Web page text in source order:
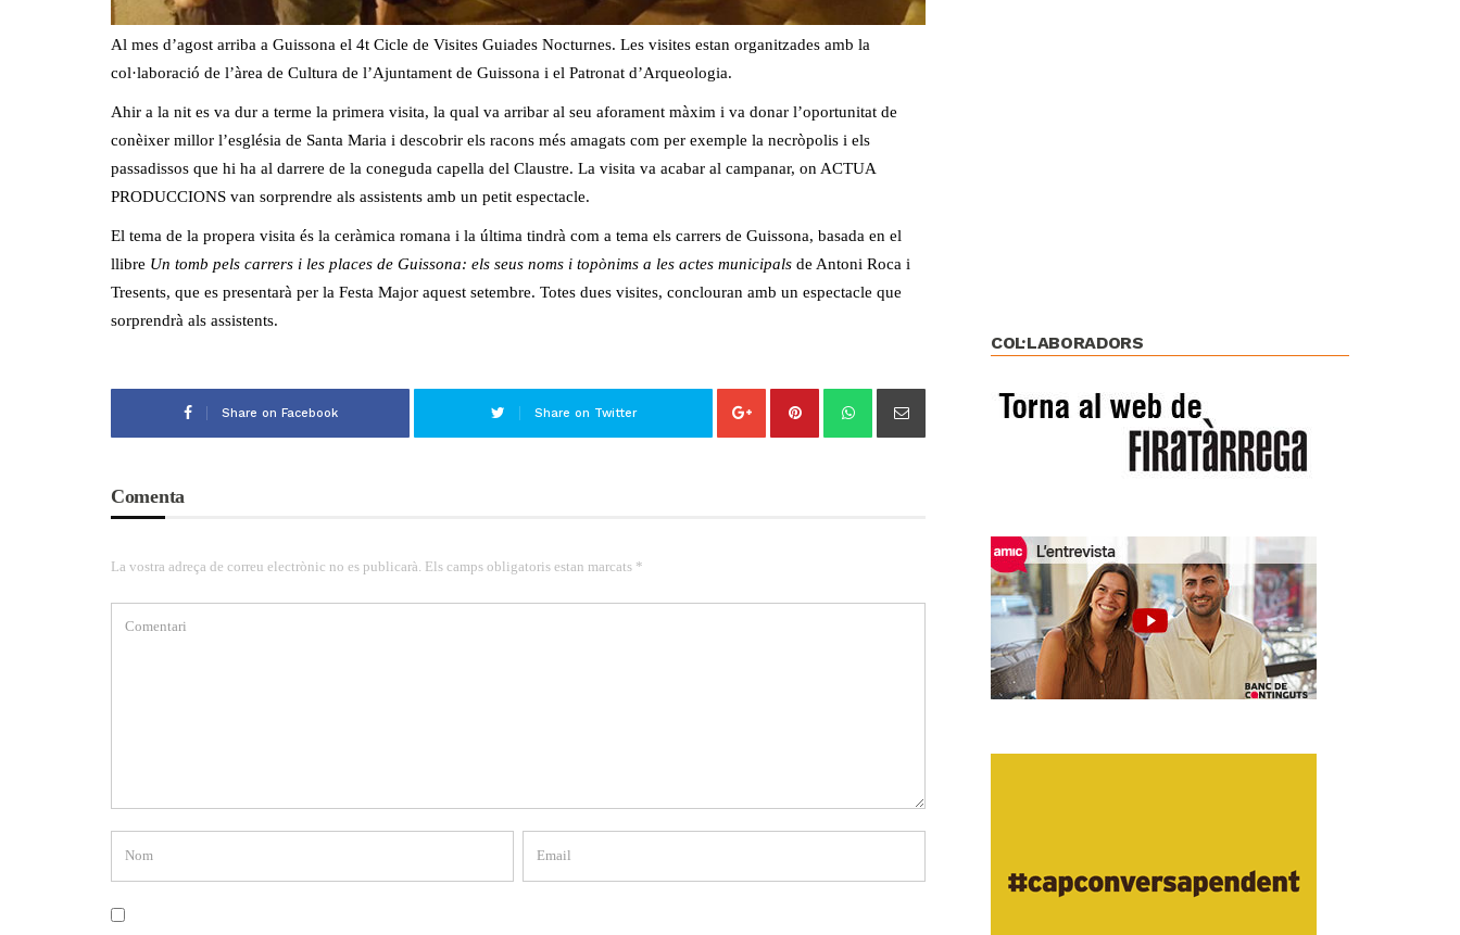
Al mes d’agost arriba a Guissona el 4t Cicle de Visites Guiades Nocturnes. Les visites estan organitzades amb la
col·laboració de l’àrea de Cultura de l’Ajuntament de Guissona i el Patronat d’Arqueologia.
Ahir a la nit es va dur a terme la primera visita, la qual va arribar al seu aforament màxim i va donar l’oportunitat de
conèixer millor l’església de Santa Maria i descobrir els racons més amagats com per exemple la necròpolis i els
passadissos que hi ha al darrere de la coneguda capella del Claustre. La visita va acabar al campanar, on ACTUA
PRODUCCIONS van sorprendre als assistents amb un petit espectacle.
El tema de la propera visita és la ceràmica romana i la última tindrà com a tema els carrers de Guissona, basada en el
llibre Un tomb pels carrers i les places de Guissona: els seus noms i topònims a les actes municipals de Antoni Roca i
Tresents, que es presentarà per la Festa Major aquest setembre. Totes dues visites, conclouran amb un espectacle que
sorprendrà als assistents.
Share on Facebook Share on Twitter
Comenta
La vostra adreça de correu electrònic no es publicarà. Els camps obligatoris estan marcats *
COL·LABORADORS